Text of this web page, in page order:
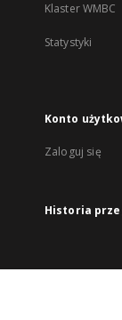
Klaster WMBC
Statystyki
Konto
Zaloguj się
Historia